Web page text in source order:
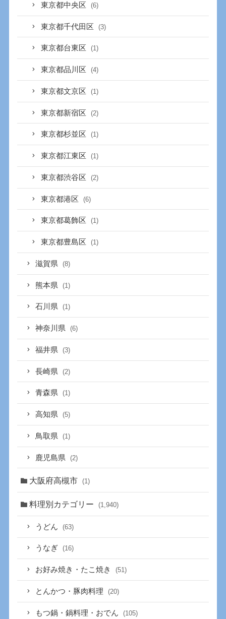
東京都中央区 (6)
東京都千代田区 (3)
東京都台東区 (1)
東京都品川区 (4)
東京都文京区 (1)
東京都新宿区 (2)
東京都杉並区 (1)
東京都江東区 (1)
東京都渋谷区 (2)
東京都港区 (6)
東京都葛飾区 (1)
東京都豊島区 (1)
滋賀県 (8)
熊本県 (1)
石川県 (1)
神奈川県 (6)
福井県 (3)
長崎県 (2)
青森県 (1)
高知県 (5)
鳥取県 (1)
鹿児島県 (2)
大阪府高槻市 (1)
料理別カテゴリー (1,940)
うどん (63)
うなぎ (16)
お好み焼き・たこ焼き (51)
とんかつ・豚肉料理 (20)
もつ鍋・鍋料理・おでん (105)